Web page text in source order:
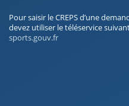
Pour saisir le CREPS d’une
devez utiliser le téléservice
sports.gouv.fr